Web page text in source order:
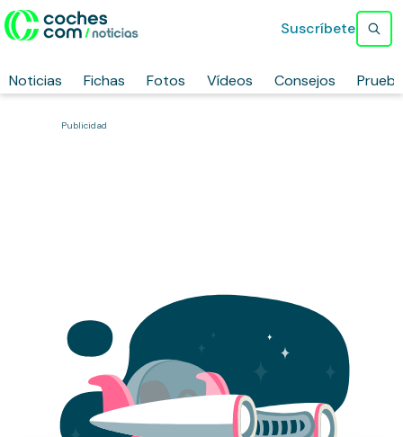
Noticias Fichas Fotos Vídeos Consejos
Suscríbete
Publicidad